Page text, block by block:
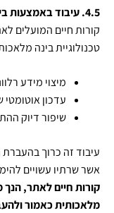
4.5. עיבוד באמצעות בינה מלאכותית
קורות חיים המועלים
טכנולוגיית בינה
מיצוי מידע
עדכון
שיפור דיוק
עיבוד זה כרוך
אשר שרתיו עשויים
קורות חיים לאתר,
מלאכותית כאמור